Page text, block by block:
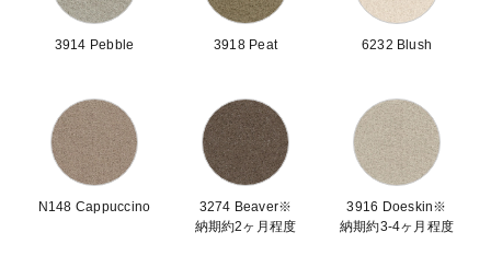
3914 Pebble 3918 Peat 6232 Blush
N148 Cappuccino
3274 Beaver※
納期約2ヶ月程度
3916 Doeskin※
納期約3-4ヶ月程度